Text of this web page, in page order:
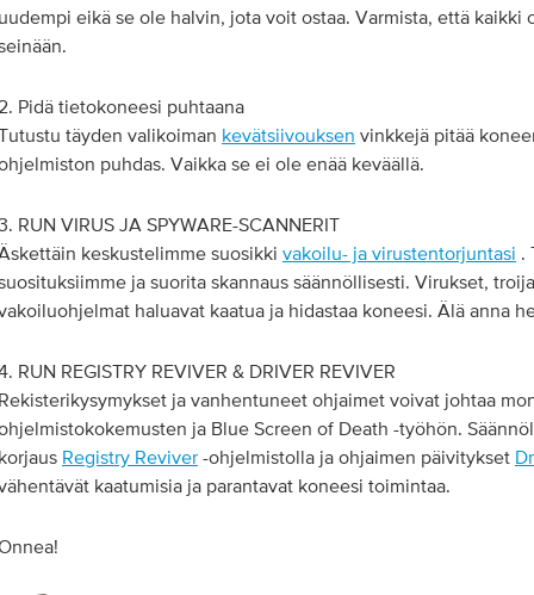
eikä se ole halvin, jota voit ostaa. Varmista, että kaikki
Pidä tietokoneesi puhtaana
täyden valikoiman kevätsiivouksen vinkkejä pitää
puhdas. Vaikka se ei ole enää keväällä.
RUN VIRUS JA SPYWARE-SCANNERIT
keskustelimme suosikki vakoilu- ja virustentorjuntasi .
ja suorita skannaus säännöllisesti. Virukset,
haluavat kaatua ja hidastaa koneesi. Älä anna
RUN REGISTRY REVIVER & DRIVER REVIVER
ja vanhentuneet ohjaimet voivat johtaa
ja Blue Screen of Death -työhön.
Registry Reviver -ohjelmistolla ja ohjaimen päivitykset
kaatumisia ja parantavat koneesi toimintaa.